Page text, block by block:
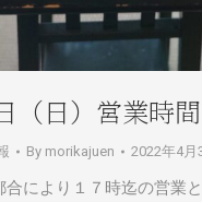
（日）営業時
By morikajuen 2022年4月
合により１７時迄の営業